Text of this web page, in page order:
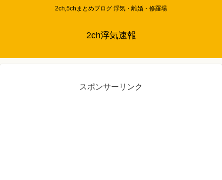
2ch,5chまとめブログ 浮気・離婚・修羅場
2ch浮気速報
スポンサーリンク